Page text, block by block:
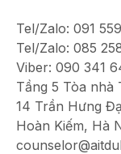
Tel/Zalo: 091
Tel/Zalo: 085
Viber: 090 341
Tầng 5 Tòa nhà
14 Trần Hưng
Hoàn Kiếm, Hà